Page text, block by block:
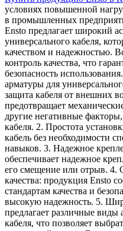
условиях повышенной
в промышленных
Ensto предлагает широкий
универсального кабеля,
качеством и надежностью.
контроль качества, что
безопасность
арматуры для
защита кабеля от внешних
предотвращает
другие негативные
кабеля. 2. Простота
кабель без необходимости
навыков. 3. Надежное
обеспечивает надежное
его смещение или отрыв. 4.
качества: продукция Ensto
стандартам качества и
высокую надежность. 5.
предлагает различные виды
кабеля, что позволяет